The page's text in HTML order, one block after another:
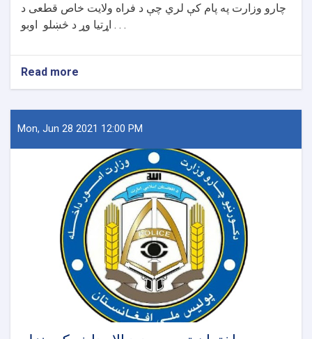
چارو وزارت په پام کې لري چې د فراه ولایت خاص قطعی د
اړتیا وړ د څښلو اوبو . . .
Read more
ولایت
خاص
اړتیا
وړ
د
څښلو
اوبو
دیوې
حلقې
څاه
دکیندلو
چارو
پروژې
Mon, Jun 28 2021 12:00 PM